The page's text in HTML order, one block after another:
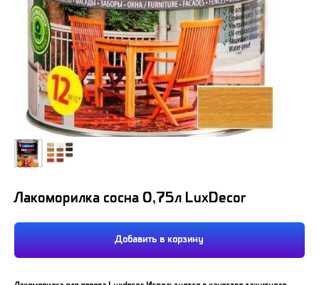
Лакоморилка сосна 0,75л LuxDecor
Добавить в корзину